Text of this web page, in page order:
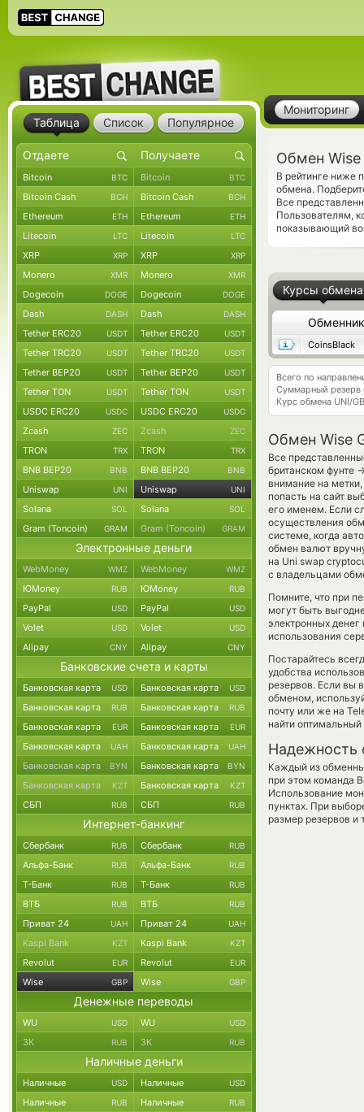
Мониторинг
Обмен Wise
В рейтинге ниже
обмена.
Все
Пользователям,
показывающий
Курсы обмена
Обменник
CoinsBlack
Всего по
Суммарный резерв
Курс обмена UNI/
Обмен Wise
Все
британском фунте
внимание на
попасть на сайт
его именем. Если
осуществления
системе, когда
обмен валют
на Uni swap
с владельцами
Помните, что при
могут быть
электронных денег
использования
Постарайтесь
удобства
резервов. Если вы
обменом,
почту или же на
найти
Надежность
Каждый из
при этом команда
Использование
пунктах. При
размер резервов и
Таблица Список Популярное
Bitcoin BTC Bitcoin BTC
Bitcoin Cash BCH Bitcoin Cash BCH
Ethereum ETH Ethereum ETH
Litecoin LTC Litecoin LTC
XRP XRP XRP XRP
Monero XMR Monero XMR
Dogecoin DOGE Dogecoin DOGE
Dash DASH Dash DASH
Tether ERC20 USDT Tether ERC20 USDT
Tether TRC20 USDT Tether TRC20 USDT
Tether BEP20 USDT Tether BEP20 USDT
Tether TON USDT Tether TON USDT
USDC ERC20 USDC USDC ERC20 USDC
Zcash ZEC Zcash ZEC
TRON TRX TRON TRX
BNB BEP20 BNB BNB BEP20 BNB
Uniswap UNI Uniswap UNI
Solana SOL Solana SOL
Gram (Toncoin) GRAM Gram (Toncoin) GRAM
Электронные деньги
WebMoney WMZ WebMoney WMZ
ЮMoney RUB ЮMoney RUB
PayPal USD PayPal USD
Volet USD Volet USD
Alipay CNY Alipay CNY
Банковские счета и карты
Банковская карта USD Банковская карта USD
Банковская карта RUB Банковская карта RUB
Банковская карта EUR Банковская карта EUR
Банковская карта UAH Банковская карта UAH
Банковская карта BYN Банковская карта BYN
Банковская карта KZT Банковская карта KZT
СБП RUB СБП RUB
Интернет-банкинг
Сбербанк RUB Сбербанк RUB
Альфа-Банк RUB Альфа-Банк RUB
Т-Банк RUB Т-Банк RUB
ВТБ RUB ВТБ RUB
Приват 24 UAH Приват 24 UAH
Kaspi Bank KZT Kaspi Bank KZT
Revolut EUR Revolut EUR
Wise GBP Wise GBP
Денежные переводы
WU USD WU USD
ЗК RUB ЗК RUB
Наличные деньги
Наличные USD Наличные USD
Наличные RUB Наличные RUB